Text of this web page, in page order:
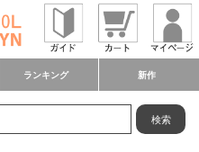
ランキング 新作
検索